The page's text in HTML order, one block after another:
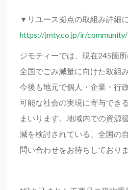
▼リユース拠点の取組み詳細
https://jmty.co.jp/ir/community/
ジモティーでは、現在245箇所
全国でごみ減量に向けた取組
今後も地元で個人・企業・行
可能な社会の実現に寄与でき
まいります。地域内での資源
減を検討されている、全国の
問い合わせをお待ちしておりま